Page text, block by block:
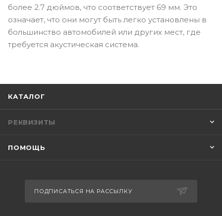
более 2.7 дюймов, что соответствует 69 мм. Это
означает, что они могут быть легко установлены в
большинство автомобилей или других мест, где
требуется акустическая система.
КАТАЛОГ
РЕКВИЗИТЫ
ПОМОЩЬ
ПОДПИСАТЬСЯ НА РАССЫЛКУ